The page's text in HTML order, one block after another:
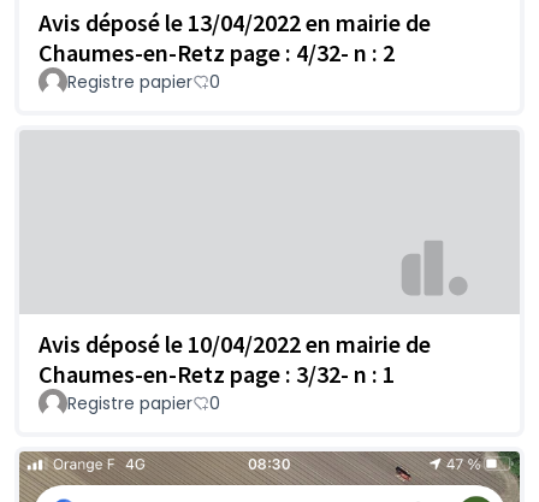
Avis déposé le 13/04/2022 en mairie de
Chaumes-en-Retz page : 4/32- n : 2
Registre papier 0
Avis déposé le 10/04/2022 en mairie de
Chaumes-en-Retz page : 3/32- n : 1
Registre papier 0